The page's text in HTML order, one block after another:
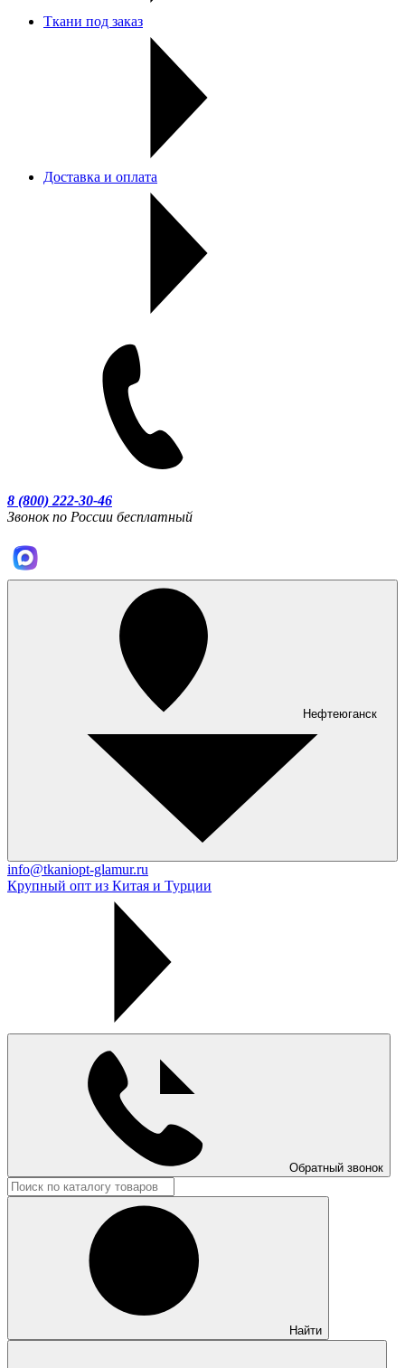
Ткани под заказ
Доставка и оплата
8 (800) 222-30-46
Звонок по России бесплатный
Нефтеюганск
info@tkaniopt-glamur.ru
Крупный опт из Китая и Турции
Обратный звонок
Найти